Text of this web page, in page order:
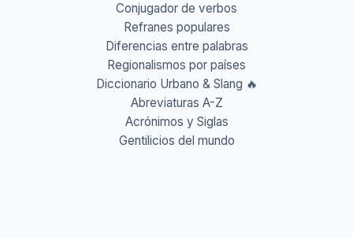
Conjugador de verbos
Refranes populares
Diferencias entre palabras
Regionalismos por países
Diccionario Urbano & Slang 🔥
Abreviaturas A-Z
Acrónimos y Siglas
Gentilicios del mundo